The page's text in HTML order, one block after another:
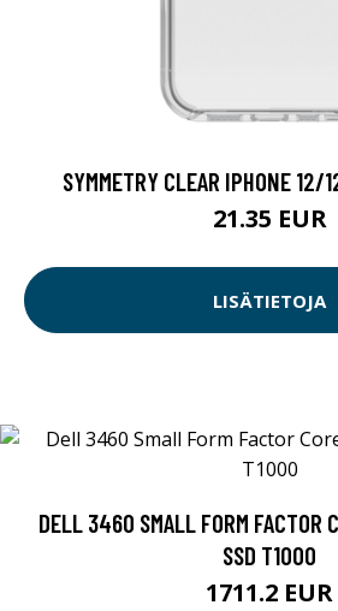
SYMMETRY CLEAR IPHONE 12/
21.35 EUR
LISÄTIETOJA
DELL 3460 SMALL FORM FACTOR
SSD T1000
1711.2 EUR